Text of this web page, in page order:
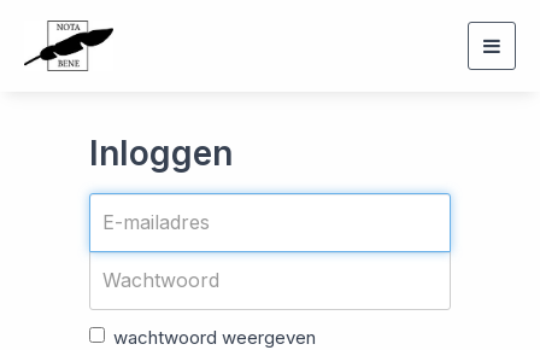
Inloggen
wachtwoord weergeven